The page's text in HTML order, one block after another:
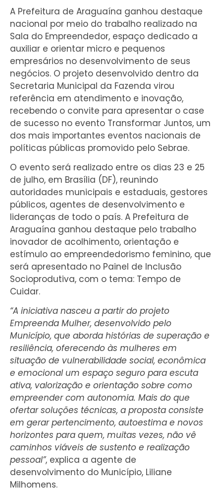
A Prefeitura de Araguaína ganhou destaque
nacional por meio do trabalho realizado na
Sala do Empreendedor, espaço dedicado a
auxiliar e orientar micro e pequenos
empresários no desenvolvimento de seus
negócios. O projeto desenvolvido dentro da
Secretaria Municipal da Fazenda virou
referência em atendimento e inovação,
recebendo o convite para apresentar o case
de sucesso no evento Transformar Juntos, um
dos mais importantes eventos nacionais de
políticas públicas promovido pelo Sebrae.
O evento será realizado entre os dias 23 e 25
de julho, em Brasília (DF), reunindo
autoridades municipais e estaduais, gestores
públicos, agentes de desenvolvimento e
lideranças de todo o país. A Prefeitura de
Araguaína ganhou destaque pelo trabalho
inovador de acolhimento, orientação e
estímulo ao empreendedorismo feminino, que
será apresentado no Painel de Inclusão
Socioprodutiva, com o tema: Tempo de
Cuidar.
“A iniciativa nasceu a partir do projeto
Empreenda Mulher, desenvolvido pelo
Município, que aborda histórias de superação e
resiliência, oferecendo às mulheres em
situação de vulnerabilidade social, econômica
e emocional um espaço seguro para escuta
ativa, valorização e orientação sobre como
empreender com autonomia. Mais do que
ofertar soluções técnicas, a proposta consiste
em gerar pertencimento, autoestima e novos
horizontes para quem, muitas vezes, não vê
caminhos viáveis de sustento e realização
pessoal”, explica a agente de
desenvolvimento do Município, Liliane
Milhomens.